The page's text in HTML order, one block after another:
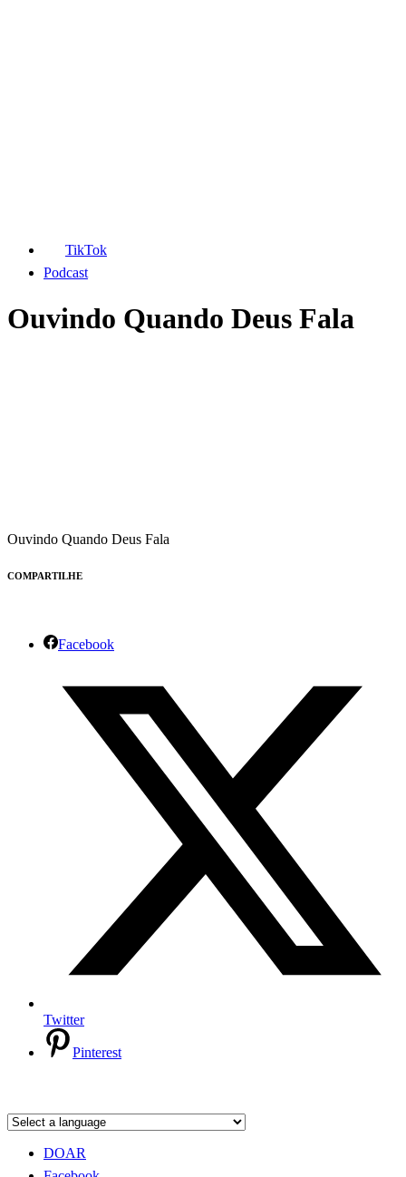
TikTok
Podcast
Ouvindo Quando Deus Fala
Ouvindo Quando Deus Fala
COMPARTILHE
Facebook
Twitter
Pinterest
DOAR